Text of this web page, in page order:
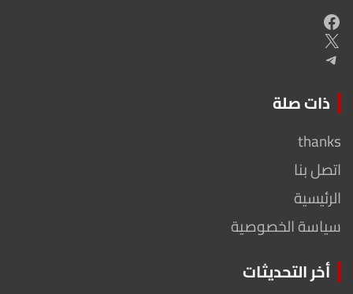
Facebook
X
Telegram
ذات صلة
thanks
اتصل بنا
الرئيسية
سياسة الخصوصية
أخر التحديثات